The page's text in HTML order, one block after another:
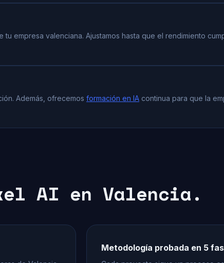
empresa valenciana. Ajustamos hasta que el rendimiento
Además, ofrecemos formación en IA continua para que la
AI en Valencia.
Metodología probada en 5